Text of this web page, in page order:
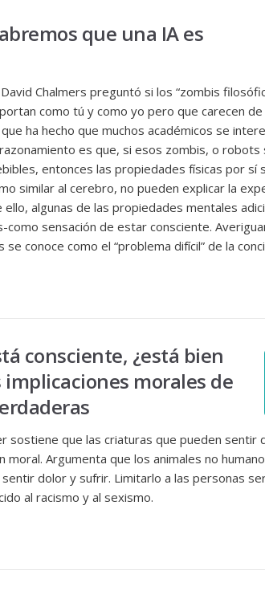
que una IA es
Chalmers preguntó si los “zombis
como tú y como yo pero que carecen
ha hecho que muchos académicos se
es que, si esos zombis, o
entonces las propiedades físicas por sí
similar al cerebro, no pueden explicar la
ello, algunas de las propiedades mentales
como sensación de estar consciente.
conoce como el “problema difícil” de la
consciente, ¿está bien
implicaciones morales de
sostiene que las criaturas que pueden sentir
moral. Argumenta que los animales no
dolor y sufrir. Limitarlo a las personas
al racismo y al sexismo.